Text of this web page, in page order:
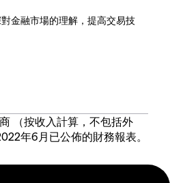
金融市場的理解，提高交易技
（按收入計算，不包括外
年6月已公佈的財務報表。